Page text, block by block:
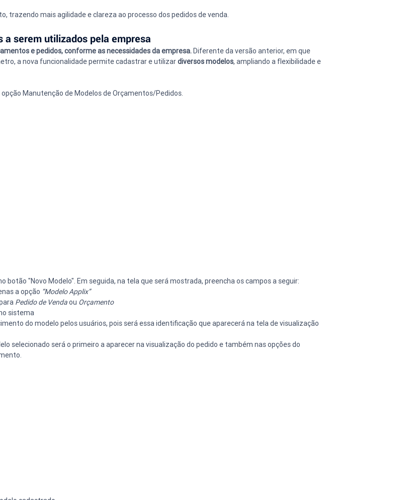
trazendo mais agilidade e clareza ao processo dos pedidos de venda.
a serem utilizados pela empresa
e pedidos, conforme as necessidades da empresa. Diferente da versão anterior, em que
a nova funcionalidade permite cadastrar e utilizar diversos modelos, ampliando a flexibilidade e
Manutenção de Modelos de Orçamentos/Pedidos.
botão "Novo Modelo". Em seguida, na tela que será mostrada, preencha os campos a seguir:
a opção “Modelo Applix”
Pedido de Venda ou Orçamento
sistema
do modelo pelos usuários, pois será essa identificação que aparecerá na tela de visualização
selecionado será o primeiro a aparecer na visualização do pedido e também nas opções do